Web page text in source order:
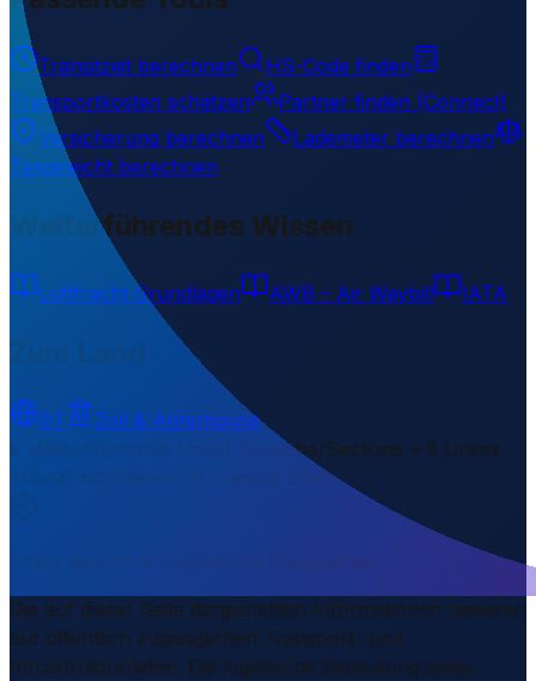
Transitzeit berechnen
HS-Code finden
Transportkosten schätzen
Partner finden (Connect)
Versicherung berechnen
Lademeter berechnen
Taxgewicht berechnen
Weiterführendes Wissen
Luftfracht Grundlagen AWB – Air Waybill IATA
GT
Zoll & Abfertigung
1 Bereiche/Sections • 8 Links▾
31. Januar 2026
Die auf dieser Seite dargestellten Informationen basieren
auf öffentlich zugänglichen Transport- und
Infrastrukturdaten. Die logistische Bedeutung eines